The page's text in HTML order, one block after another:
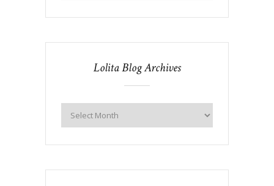
Lolita Blog Archives